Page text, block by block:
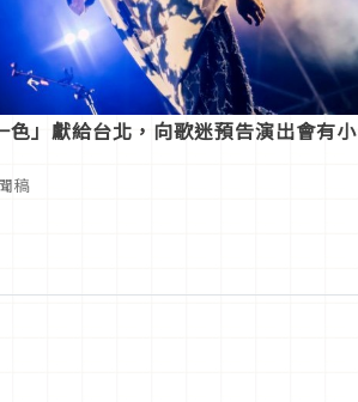
」獻給台北，向歌迷預告演出會有小
稿